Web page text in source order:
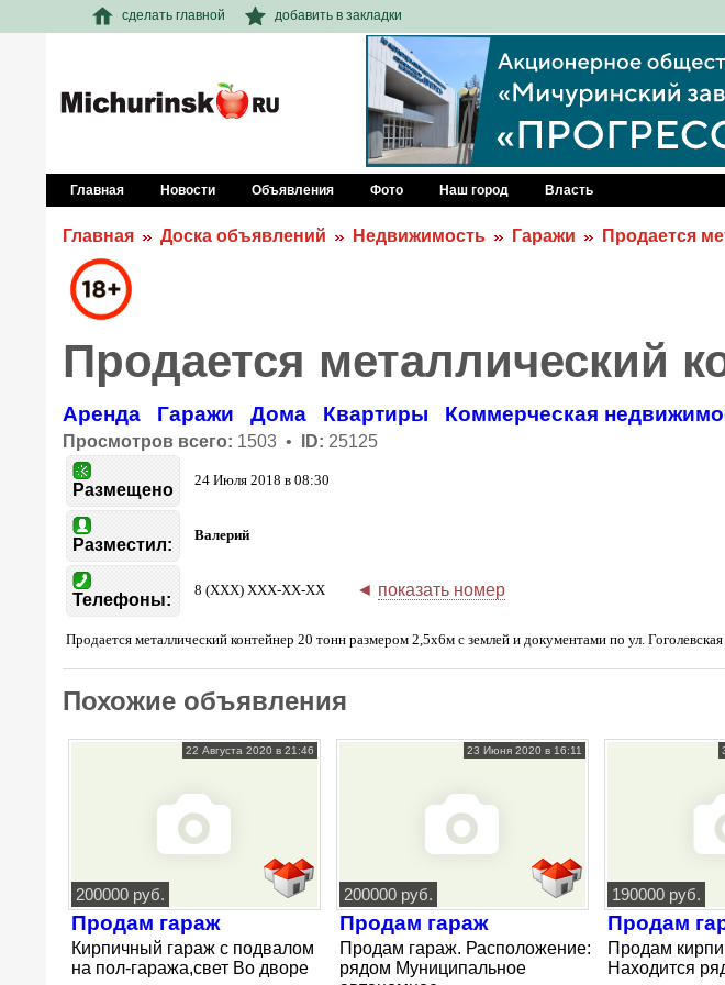
сделать главной добавить в закладки
Главная Новости Объявления Фото Наш город Власть
Главная Доска объявлений Недвижимость Гаражи Продается
Продается металлический
Аренда Гаражи Дома Квартиры Коммерческая
Просмотров всего: 1503 • ID: 25125
Размещено
24 Июля 2018 в 08:30
Разместил:
Валерий
Телефоны:
8 (XXX) XXX-XX-XX ◄ показать номер
Продается металлический контейнер 20 тонн размером 2,5х6м с землей и документами по ул.
Похожие объявления
22 Августа 2020 в 21:46
200000 руб.
Продам гараж
Кирпичный гараж с подвалом
на пол-гаража,свет Во дворе
23 Июня 2020 в 16:11
200000 руб.
Продам гараж
Продам гараж. Расположение:
рядом Муниципальное
190000 руб.
Продам
Продам
Находится